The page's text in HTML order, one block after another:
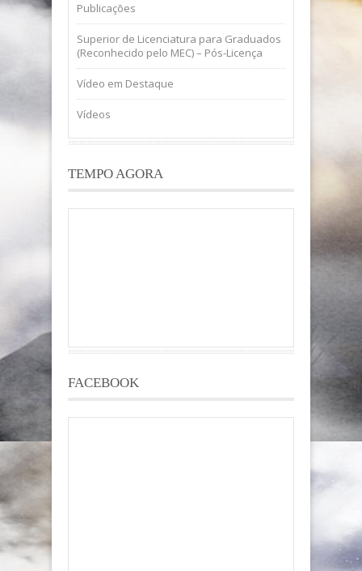
Publicações
Superior de Licenciatura para Graduados
(Reconhecido pelo MEC) – Pós-Licença
Vídeo em Destaque
Vídeos
TEMPO AGORA
FACEBOOK